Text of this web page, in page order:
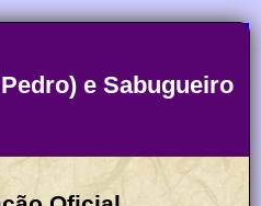
(São Pedro) e Sabugueiro